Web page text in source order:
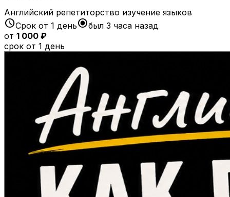
Английский репетиторство изучение языков
scheduleСрок от 1 деньradio_button_checkedбыл 3 часа назад
от 1 000 ₽
срок от 1 день